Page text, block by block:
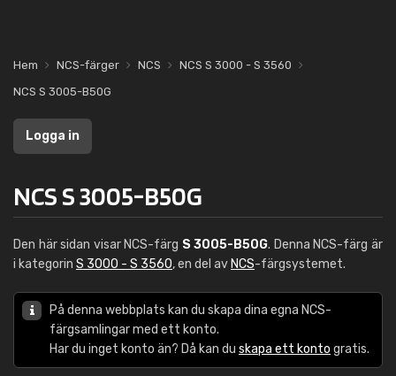
Hem NCS-färger NCS
NCS S 3000 - S 3560
NCS S 3005-B50G
Logga in
NCS S 3005-B50G
Den här sidan visar NCS-färg S 3005-B50G. Denna NCS-färg är
i kategorin S 3000 - S 3560, en del av NCS-färgsystemet.
På denna webbplats kan du skapa dina egna NCS-
färgsamlingar med ett konto.
Har du inget konto än? Då kan du skapa ett konto gratis.